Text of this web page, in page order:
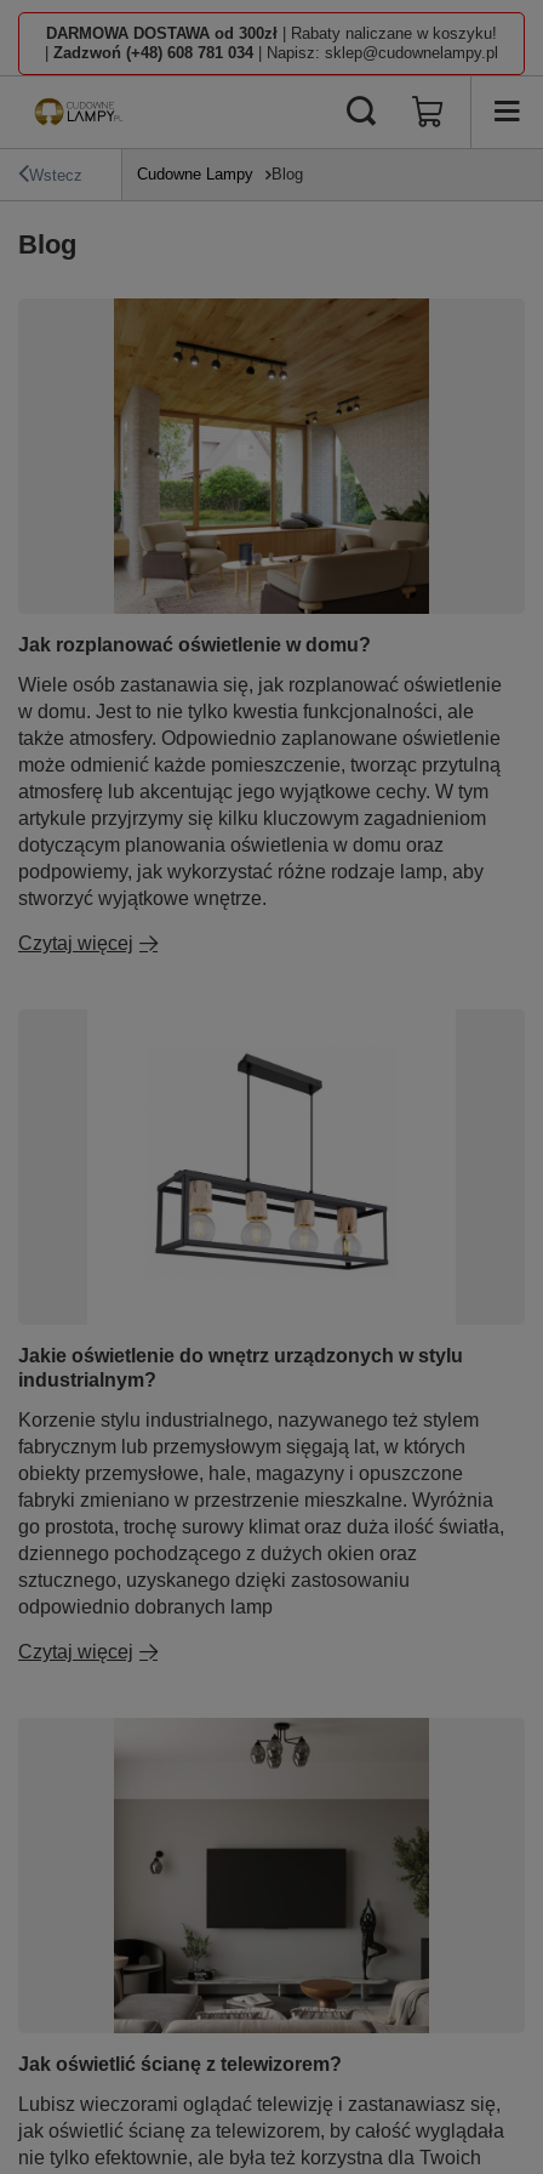
DARMOWA DOSTAWA od 300zł | Rabaty naliczane w koszyku!
Zadzwoń (+48) 608 781 034 | Napisz: sklep@cudownelampy.pl
Wstecz Cudowne Lampy Blog
Blog
Jak rozplanować oświetlenie w domu?
Wiele osób zastanawia się, jak rozplanować oświetlenie
w domu. Jest to nie tylko kwestia funkcjonalności, ale
także atmosfery. Odpowiednio zaplanowane oświetlenie
może odmienić każde pomieszczenie, tworząc przytulną
atmosferę lub akcentując jego wyjątkowe cechy. W tym
artykule przyjrzymy się kilku kluczowym zagadnieniom
dotyczącym planowania oświetlenia w domu oraz
podpowiemy, jak wykorzystać różne rodzaje lamp, aby
stworzyć wyjątkowe wnętrze.
Czytaj więcej
Jakie oświetlenie do wnętrz urządzonych w stylu
industrialnym?
Korzenie stylu industrialnego, nazywanego też stylem
fabrycznym lub przemysłowym sięgają lat, w których
obiekty przemysłowe, hale, magazyny i opuszczone
fabryki zmieniano w przestrzenie mieszkalne. Wyróżnia
go prostota, trochę surowy klimat oraz duża ilość światła,
dziennego pochodzącego z dużych okien oraz
sztucznego, uzyskanego dzięki zastosowaniu
odpowiednio dobranych lamp
Czytaj więcej
Jak oświetlić ścianę z telewizorem?
Lubisz wieczorami oglądać telewizję i zastanawiasz się,
jak oświetlić ścianę za telewizorem, by całość wyglądała
nie tylko efektownie, ale była też korzystna dla Twoich